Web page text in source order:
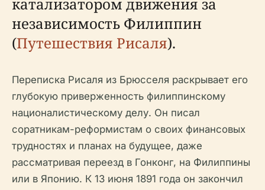
независимость Филиппин
(Путешествия Рисаля).
Переписка Рисаля из Брюсселя раскрывает его
глубокую приверженность филиппинскому
националистическому делу. Он писал
соратникам-реформистам о своих финансовых
трудностях и планах на будущее, даже
рассматривая переезд в Гонконг, на Филиппины
или в Японию. К 13 июня 1891 года он закончил